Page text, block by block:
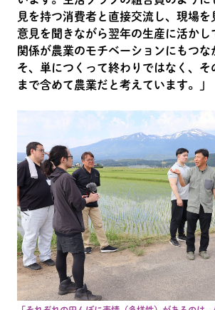
見を持つ消費者と直接交流し、現場を
意見を聞きながら翌年の生産に活かし
関係が農業のモチベーションにもつな
そ、単につくって終わりではなく、そ
まで含めて農業だと考えています。」